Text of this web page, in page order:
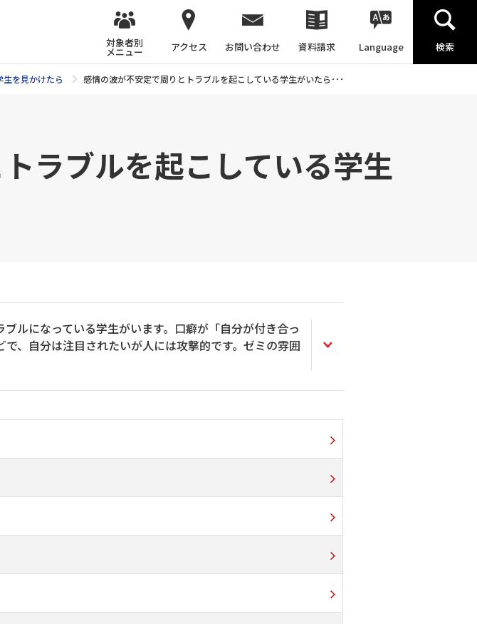
対象者別
メニュー アクセス お問い合わせ 資料請求 Language 検索
を見かけたら 感情の波が不安定で周りとトラブルを起こしている学生がいたら･･･
ラブルを起こしている学生
ルになっている学生がいます。口癖が「自分が付き合っ
、自分は注目されたいが人には攻撃的です。ゼミの雰囲